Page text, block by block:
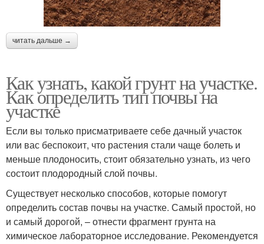
читать дальше →
Как узнать, какой грунт на участке.
Как определить тип почвы на
участке
Если вы только присматриваете себе дачный участок
или вас беспокоит, что растения стали чаще болеть и
меньше плодоносить, стоит обязательно узнать, из чего
состоит плодородный слой почвы.
Существует несколько способов, которые помогут
определить состав почвы на участке. Самый простой, но
и самый дорогой, – отнести фрагмент грунта на
химическое лабораторное исследование. Рекомендуется